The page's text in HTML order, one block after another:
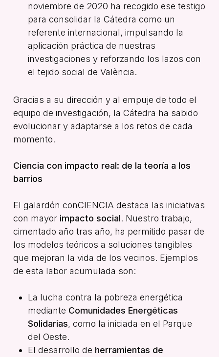
noviembre de 2020 ha recogido ese testigo
para consolidar la Cátedra como un
referente internacional, impulsando la
aplicación práctica de nuestras
investigaciones y reforzando los lazos con
el tejido social de València.
Gracias a su dirección y al empuje de todo el
equipo de investigación, la Cátedra ha sabido
evolucionar y adaptarse a los retos de cada
momento.
Ciencia con impacto real: de la teoría a los
barrios
El galardón conCIENCIA destaca las iniciativas
con mayor impacto social. Nuestro trabajo,
cimentado año tras año, ha permitido pasar de
los modelos teóricos a soluciones tangibles
que mejoran la vida de los vecinos. Ejemplos
de esta labor acumulada son:
La lucha contra la pobreza energética
mediante Comunidades Energéticas
Solidarias, como la iniciada en el Parque
del Oeste.
El desarrollo de herramientas de